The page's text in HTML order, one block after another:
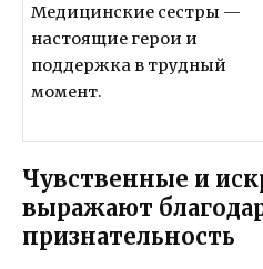
Медицинские сестры —
настоящие герои и
поддержка в трудный
момент.
Чувственные и
выражают
признательность